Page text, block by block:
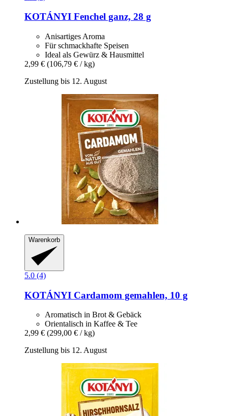
KOTÁNYI Fenchel ganz, 28 g
Anisartiges Aroma
Für schmackhafte Speisen
Ideal als Gewürz & Hausmittel
2,99 € (106,79 € / kg)
Zustellung bis 12. August
Warenkorb
5.0 (4)
KOTÁNYI Cardamom gemahlen, 10 g
Aromatisch in Brot & Gebäck
Orientalisch in Kaffee & Tee
2,99 € (299,00 € / kg)
Zustellung bis 12. August